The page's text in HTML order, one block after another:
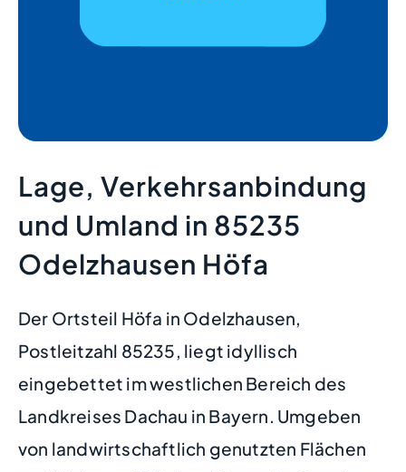
Lage, Verkehrsanbindung
und Umland in 85235
Odelzhausen Höfa
Der Ortsteil Höfa in Odelzhausen,
Postleitzahl 85235, liegt idyllisch
eingebettet im westlichen Bereich des
Landkreises Dachau in Bayern. Umgeben
von landwirtschaftlich genutzten Flächen